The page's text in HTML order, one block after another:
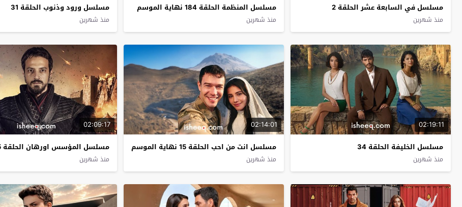
مسلسل في السابعة عشر الحلقة 2
منذ شهرين
مسلسل المنظمة الحلقة 184 نهاية الموسم
منذ شهرين
مسلسل ورود وذنوب الحلقة 31
منذ شهرين
02:19:11
مسلسل الخليفة الحلقة 34
منذ شهرين
02:14:01
مسلسل انت من احب الحلقة 15 نهاية الموسم
منذ شهرين
02:09:17
مسلسل المؤسس اورهان الحلقة 25
منذ شهرين